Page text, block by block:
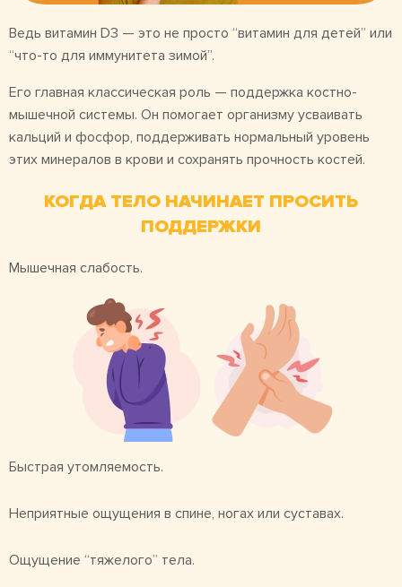
Ведь витамин D3 — это не просто “витамин для детей” или
“что-то для иммунитета зимой”.
Его главная классическая роль — поддержка костно-
мышечной системы. Он помогает организму усваивать
кальций и фосфор, поддерживать нормальный уровень
этих минералов в крови и сохранять прочность костей.
КОГДА ТЕЛО НАЧИНАЕТ ПРОСИТЬ
ПОДДЕРЖКИ
Мышечная слабость.
Быстрая утомляемость.
Неприятные ощущения в спине, ногах или суставах.
Ощущение “тяжелого” тела.